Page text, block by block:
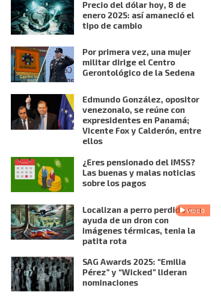
Precio del dólar hoy, 8 de
enero 2025: así amaneció el
tipo de cambio
Por primera vez, una mujer
militar dirige el Centro
Gerontológico de la Sedena
Edmundo González, opositor
venezonalo, se reúne con
expresidentes en Panamá;
Vicente Fox y Calderón, entre
ellos
¿Eres pensionado del IMSS?
Las buenas y malas noticias
sobre los pagos
VIDEO
Localizan a perro perdido con
ayuda de un dron con
imágenes térmicas, tenia la
patita rota
SAG Awards 2025: “Emilia
Pérez” y “Wicked” lideran
nominaciones